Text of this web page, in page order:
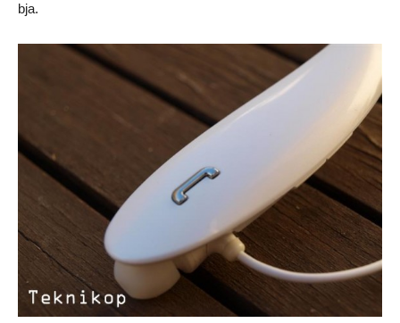
bja.